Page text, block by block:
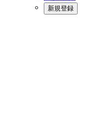
新規登録